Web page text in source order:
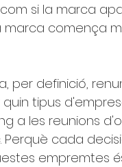
si la marca
marca comença
per definició,
tipus
a les reunions
cada
empremtes